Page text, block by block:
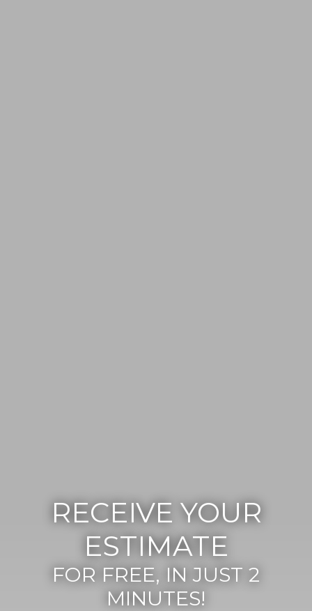
RECEIVE YOUR
ESTIMATE
FOR FREE, IN JUST 2
MINUTES!